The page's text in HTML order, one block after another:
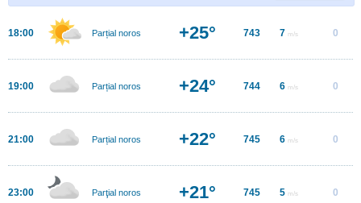
18:00 Parțial noros +25° 743 7 m/s 0
19:00 Parțial noros +24° 744 6 m/s 0
21:00 Parțial noros +22° 745 6 m/s 0
23:00 Parţial noros +21° 745 5 m/s 0